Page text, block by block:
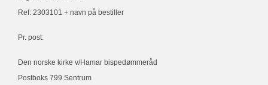
Ref: 2303101 + navn på bestiller
Pr. post:
Den norske kirke v/Hamar bispedømmeråd
Postboks 799 Sentrum